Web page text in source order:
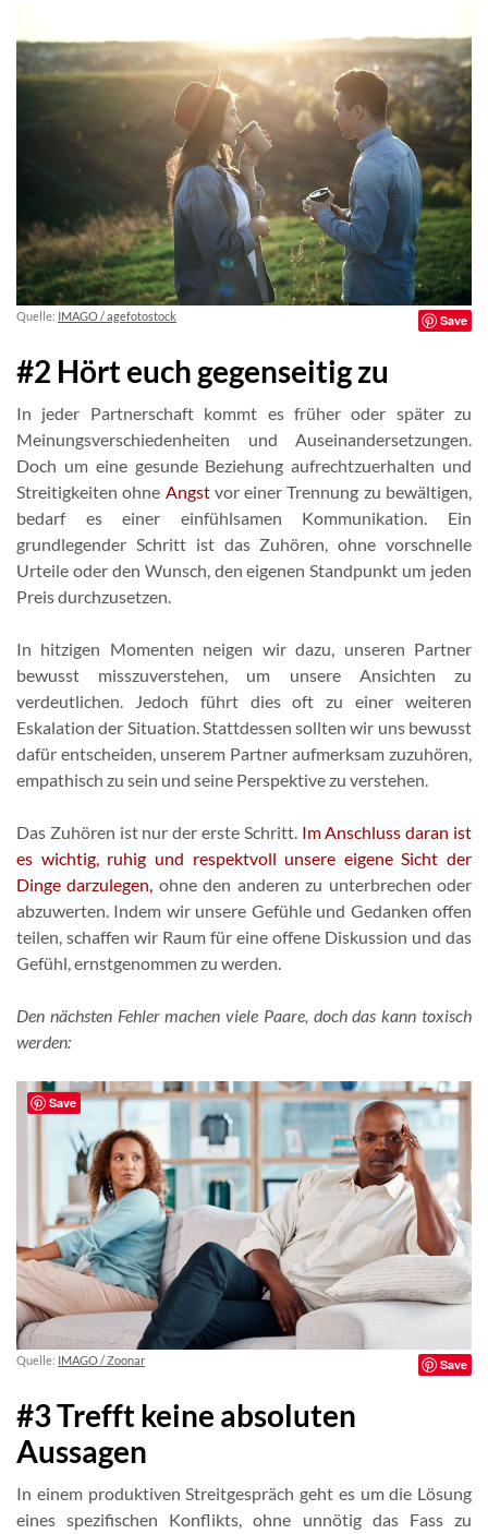
Quelle: IMAGO / agefotostock Save
#2 Hört euch gegenseitig zu
In jeder Partnerschaft kommt es früher oder später zu
Meinungsverschiedenheiten und Auseinandersetzungen.
Doch um eine gesunde Beziehung aufrechtzuerhalten und
Streitigkeiten ohne Angstvor einer Trennung zu bewältigen,
bedarf es einer einfühlsamen Kommunikation. Ein
grundlegender Schritt ist das Zuhören, ohne vorschnelle
Urteile oder den Wunsch, den eigenen Standpunkt um jeden
Preis durchzusetzen.
In hitzigen Momenten neigen wir dazu, unseren Partner
bewusst misszuverstehen, um unsere Ansichten zu
verdeutlichen. Jedoch führt dies oft zu einer weiteren
Eskalation der Situation. Stattdessen sollten wir uns bewusst
dafür entscheiden, unserem Partner aufmerksam zuzuhören,
empathisch zu sein und seine Perspektive zu verstehen.
Das Zuhören ist nur der erste Schritt. Im Anschluss daran ist
es wichtig, ruhig und respektvoll unsere eigene Sicht der
Dinge darzulegen, ohne den anderen zu unterbrechen oder
abzuwerten. Indem wir unsere Gefühle und Gedanken offen
teilen, schaffen wir Raum für eine offene Diskussion und das
Gefühl, ernstgenommen zu werden.
Den nächsten Fehler machen viele Paare, doch das kann toxisch
werden:
Quelle: IMAGO / Zoonar Save
#3 Trefft keine absoluten
Aussagen
In einem produktiven Streitgespräch geht es um die Lösung
eines spezifischen Konflikts, ohne unnötig das Fass zu
Save